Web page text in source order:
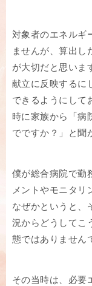
対象者のエネルギ
ませんが、算出し
が大切だと思いま
献立に反映するに
できるようにして
時に家族から「病
でですか？」と聞
僕が総合病院で勤
メントやモニタリ
なぜかというと、
況からどうしてこ
態ではありません
その当時は、必要